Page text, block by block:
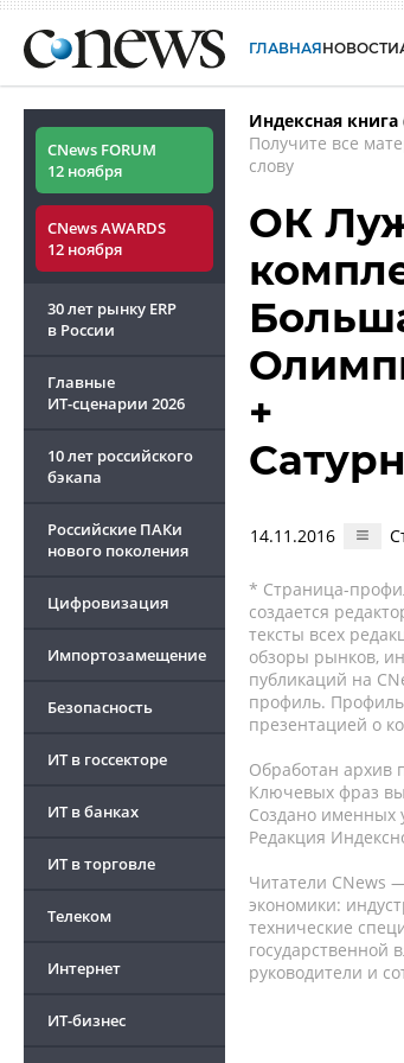
ГЛАВНАЯНОВОСТИ
CNews FORUM
12 ноября
CNews AWARDS
12 ноября
30 лет рынку ERP
в России
Главные
ИТ-сценарии 2026
10 лет российского
бэкапа
Российские ПАКи
нового поколения
Цифровизация
Импортозамещение
Безопасность
ИТ в госсекторе
ИТ в банках
ИТ в торговле
Телеком
Интернет
ИТ-бизнес
Индексная книга
Получите все
слову
ОК
+
14.11.2016
* Страница-
создается
тексты всех
обзоры рынков,
публикаций на
профиль.
презентацией о
Обработан архив
Ключевых фраз
Создано именных
Редакция
Читатели CNews
экономики:
технические
государственной
руководители и